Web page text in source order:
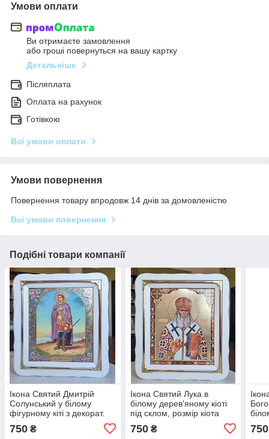
Умови оплати
Ви отримаєте замовлення
або гроші повернуться на вашу картку
Детальніше
Післяплата
Оплата на рахунок
Готівкою
Всі умови оплати
Умови повернення
Повернення товару впродовж 14 днів за домовленістю
Всі умови повернення
Подібні товари компанії
Ікона Святий Дмитрій
Солунський у білому
фігурному кіті з декорат.
30×26, сюже 20×24
750 ₴
Ікона Святий Лука в
білому дерев'яному кіоті
під склом, розмір кіота
750₴ 750